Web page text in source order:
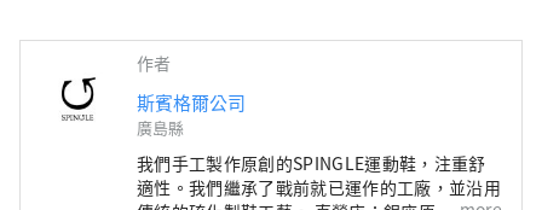
鞋底和膠帶也是自製的，形狀獨特，是
耐用且持久的皮革運動鞋。販售以男士
商務鞋為主的男女皆宜的商品、高跟
鞋、靴子等女士商品以及銀座店限定的
限定商品。每件都有其特點，因此建議
您與工作人員確認尺寸並試穿。我也很
作者
斯賓格爾公司
廣島縣
我們手工製作原創的SPINGLE運動鞋，注重舒
適性。我們繼承了戰前就已運作的工廠，並沿用